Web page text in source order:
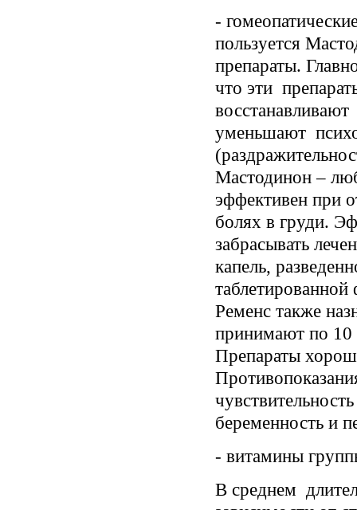
-
пользуется
препараты.
что эти
уменьшают
Мастодинон –
эффективен при
болях в груди.
забрасывать
капель,
Ременс также
принимают по 10
Препараты
беременность и
- витамины
В среднем